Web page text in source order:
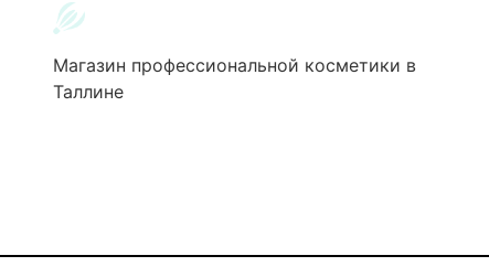
Магазин профессиональной косметики в
Таллине